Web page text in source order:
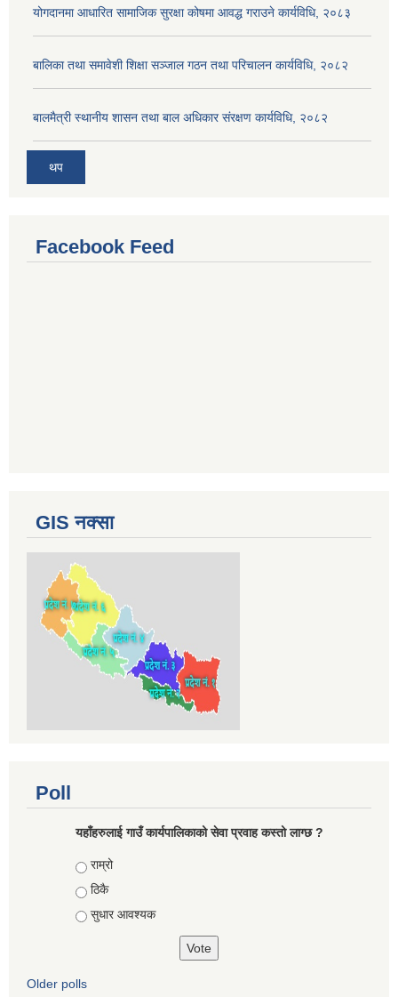
योगदानमा आधारित सामाजिक सुरक्षा कोषमा आवद्ध गराउने कार्यविधि, २०८३
बालिका तथा समावेशी शिक्षा सञ्जाल गठन तथा परिचालन कार्यविधि, २०८२
बालमैत्री स्थानीय शासन तथा बाल अधिकार संरक्षण कार्यविधि, २०८२
थप
Facebook Feed
GIS नक्सा
Poll
यहाँहरुलाई गाउँ कार्यपालिकाको सेवा प्रवाह कस्तो लाग्छ ?
Choices
राम्रो
ठिकै
सुधार आवश्यक
Older polls